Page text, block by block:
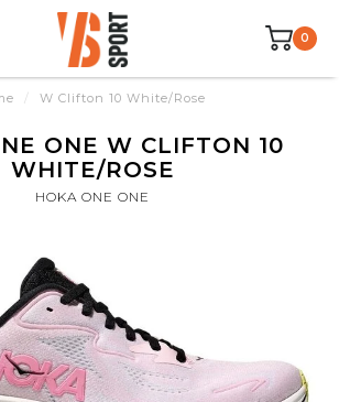
0
/ W Clifton 10 White/Rose
ONE W CLIFTON 10
WHITE/ROSE
HOKA ONE ONE